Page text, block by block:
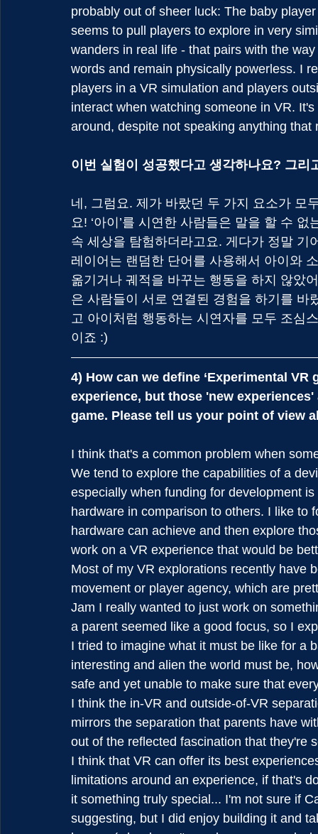
probably out of sheer luck: The baby
seems to pull players to explore in very
wanders in real life - that pairs with the
words and remain physically powerless. I
players in a VR simulation and players
interact when watching someone in VR.
around, despite not speaking anything
이번 실험이 성공했다고 생각하나요? 그리
네, 그럼요. 제가 바랐던 두 가지 요소가 모
요! ‘아이’를 시연한 사람들은 말을 할 수
속 세상을 탐험하더라고요. 게다가 정말 기
레이어는 랜덤한 단어를 사용해서 아이와
옮기거나 궤적을 바꾸는 행동을 하지 않았
은 사람들이 서로 연결된 경험을 하기를 바
고 아이처럼 행동하는 시연자를 모두 조심
이죠 :)
4) How can we define ‘Experimental
experience, but those 'new
game. Please tell us your point of view
I think that's a common problem when
We tend to explore the capabilities of a
especially when funding for development
hardware in comparison to others. I like
hardware can achieve and then explore
work on a VR experience that would be
Most of my VR explorations recently have
movement or player agency, which are
Jam I really wanted to just work on
a parent seemed like a good focus, so I
I tried to imagine what it must be like for a
interesting and alien the world must be,
safe and yet unable to make sure that
I think the in-VR and outside-of-VR
mirrors the separation that parents have
out of the reflected fascination that they're
I think that VR can offer its best
limitations around an experience, if that's
it something truly special... I'm not sure if
suggesting, but I did enjoy building it and